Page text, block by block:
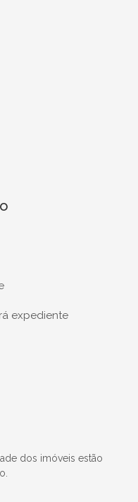
expediente
dos imóveis estão